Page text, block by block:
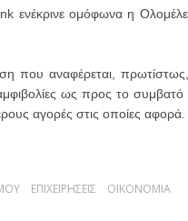
ενέκρινε ομόφωνα η
που αναφέρεται,
ως προς τοσυμβατό
αγορές στις οποίες αφορά.
ΕΠΙΧΕΙΡΗΣΕΙΣ
ΟΙΚΟΝΟΜΙΑ